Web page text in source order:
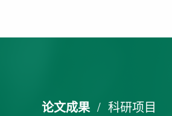
论文成果/ 科研项目